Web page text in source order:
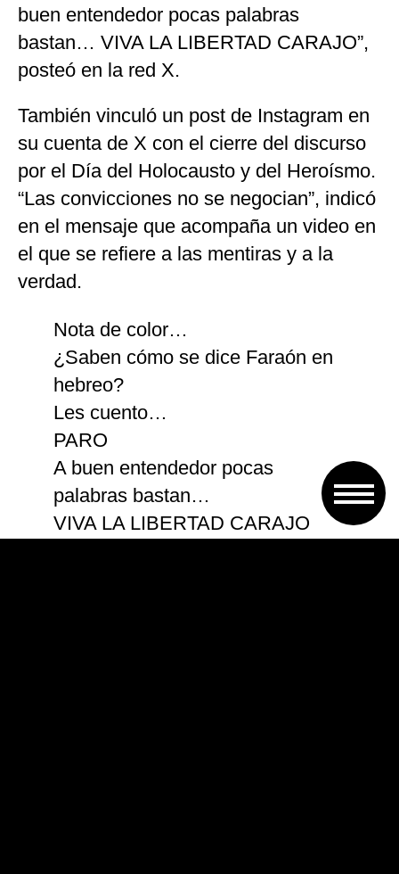
buen entendedor pocas palabras
bastan… VIVA LA LIBERTAD CARAJO”,
posteó en la red X.
También vinculó un post de Instagram en
su cuenta de X con el cierre del discurso
por el Día del Holocausto y del Heroísmo.
“Las convicciones no se negocian”, indicó
en el mensaje que acompaña un video en
el que se refiere a las mentiras y a la
verdad.
Nota de color…
¿Saben cómo se dice Faraón en
hebreo?
Les cuento…
PARO
A buen entendedor pocas
palabras bastan…
VIVA LA LIBERTAD CARAJO